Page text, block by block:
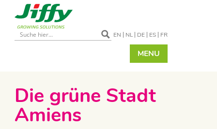
EN NL DE ES FR
MENU
Die grüne Stadt
Amiens